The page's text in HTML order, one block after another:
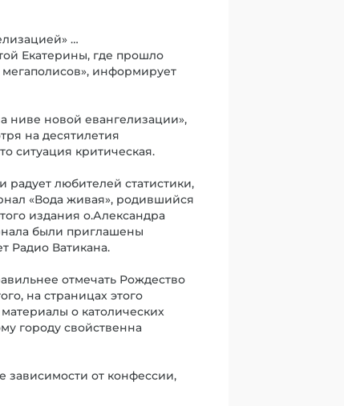
…
Екатерины, где прошло
информирует
ниве новой евангелизации»,
на десятилетия
ситуация критическая.
радует любителей статистики,
«Вода живая», родившийся
издания о.Александра
были приглашены
Радио Ватикана.
отмечать Рождество
на страницах этого
о католических
городу свойственна
зависимости от конфессии,